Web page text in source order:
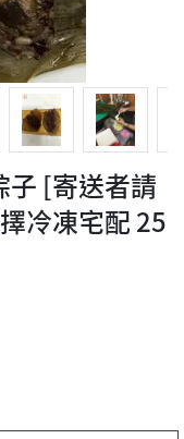
子 [寄送者請
冷凍宅配 25